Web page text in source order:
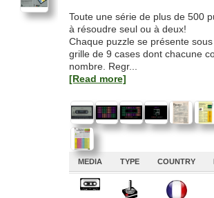
Toute une série de plus de 500
à résoudre seul ou à deux!
Chaque puzzle se présente sous
grille de 9 cases dont chacune
nombre. Regr...
[Read more]
MEDIA TYPE COUNTRY